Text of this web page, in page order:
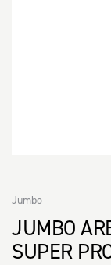
JUMBO
SUPER
Jumbo